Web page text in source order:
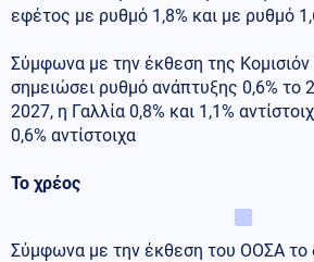
εφέτος με ρυθμό 1,8% και με ρυθμό
Σύμφωνα με την έκθεση της Κομισιόν
σημειώσει ρυθμό ανάπτυξης 0,6% το
2027, η Γαλλία 0,8% και 1,1%
0,6% αντίστοιχα
Το χρέος
Σύμφωνα με την έκθεση του ΟΟΣΑ το